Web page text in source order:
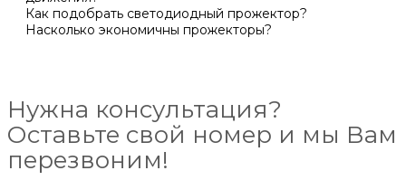
Как подобрать светодиодный прожектор?
Насколько экономичны прожекторы?
Нужна консультация?
Оставьте свой номер и мы Вам
перезвоним!